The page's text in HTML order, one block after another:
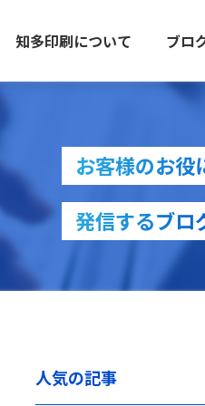
告
エイティブ制作
知多印刷について ブロ
お客様のお役
発信するブロ
人気の記事